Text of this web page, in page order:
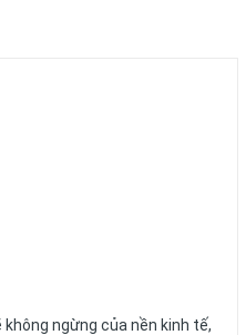
ngừng của nền kinh tế,